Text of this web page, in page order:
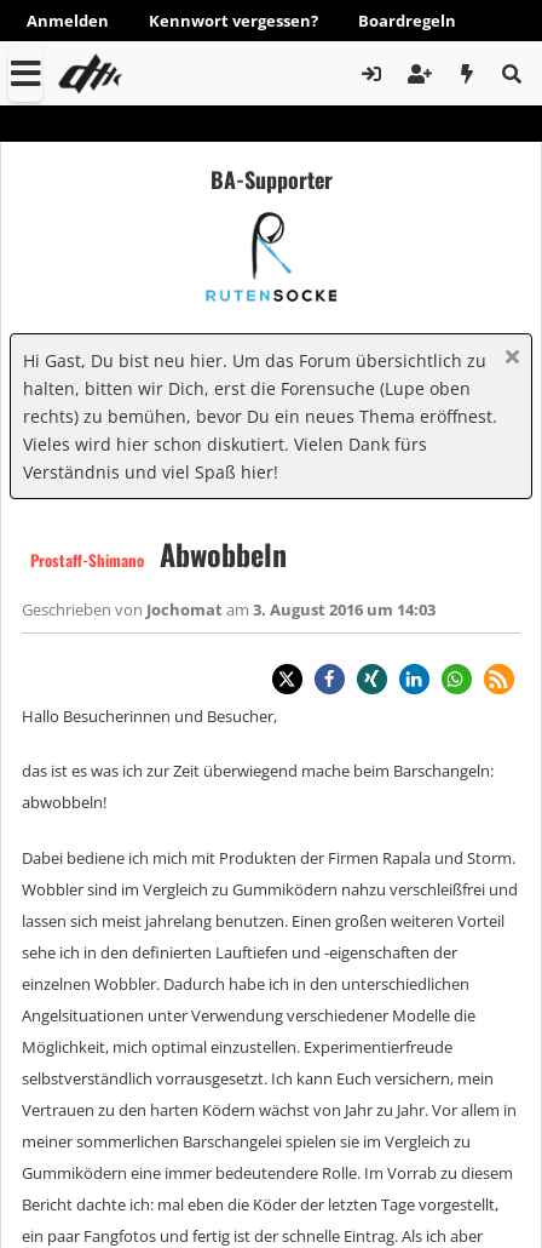
Anmelden Kennwort vergessen? Boardregeln
BA-Supporter
Hi Gast, Du bist neu hier. Um das Forum übersichtlich zu
halten, bitten wir Dich, erst die Forensuche (Lupe oben
rechts) zu bemühen, bevor Du ein neues Thema eröffnest.
Vieles wird hier schon diskutiert. Vielen Dank fürs
Verständnis und viel Spaß hier!
Prostaff-Shimano Abwobbeln
Geschrieben von Jochomat am 3. August 2016 um 14:03
Hallo Besucherinnen und Besucher,
das ist es was ich zur Zeit überwiegend mache beim Barschangeln:
abwobbeln!
Dabei bediene ich mich mit Produkten der Firmen Rapala und Storm.
Wobbler sind im Vergleich zu Gummiködern nahzu verschleißfrei und
lassen sich meist jahrelang benutzen. Einen großen weiteren Vorteil
sehe ich in den definierten Lauftiefen und -eigenschaften der
einzelnen Wobbler. Dadurch habe ich in den unterschiedlichen
Angelsituationen unter Verwendung verschiedener Modelle die
Möglichkeit, mich optimal einzustellen. Experimentierfreude
selbstverständlich vorrausgesetzt. Ich kann Euch versichern, mein
Vertrauen zu den harten Ködern wächst von Jahr zu Jahr. Vor allem in
meiner sommerlichen Barschangelei spielen sie im Vergleich zu
Gummiködern eine immer bedeutendere Rolle. Im Vorrab zu diesem
Bericht dachte ich: mal eben die Köder der letzten Tage vorgestellt,
ein paar Fangfotos und fertig ist der schnelle Eintrag. Als ich aber